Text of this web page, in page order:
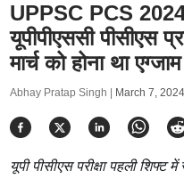
UPPSC PCS
यूपीपीएससी पीसीएस
मार्च को होना था एग्जाम
Abhay Pratap Singh | March 7,
यूपी पीसीएस परीक्षा पहली